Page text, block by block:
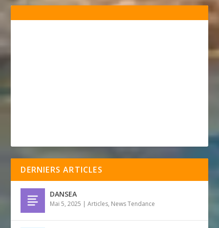
DERNIERS ARTICLES
DANSEA
Mai 5, 2025 |Articles, News Tendance